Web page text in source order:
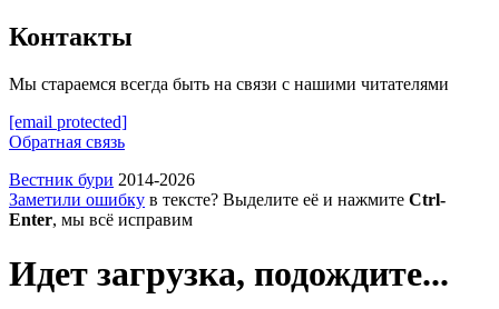
Контакты
Мы стараемся всегда быть на связи с нашими читателями
[email protected]
Обратная связь
Вестник бури 2014-2026
Заметили ошибку в тексте? Выделите её и нажмите Ctrl-
Enter, мы всё исправим
Идет загрузка, подождите...